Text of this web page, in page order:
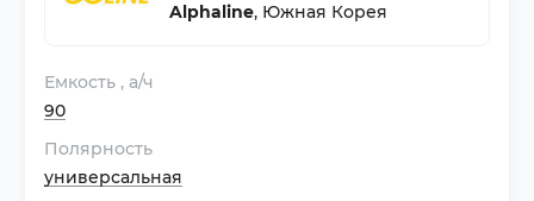
Alphaline, Южная Корея
Емкость , а/ч
90
Полярность
универсальная